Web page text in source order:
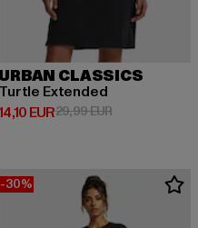
EUR
URBAN CLASSICS
Turtle Extended
EUR Preis: 14,10 EUR
29,99 EURAktionspreis:
-30%